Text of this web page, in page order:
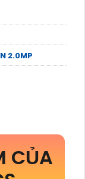
2.0MP
CỦA